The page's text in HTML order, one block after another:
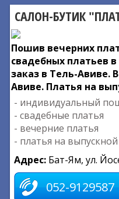
САЛОН-БУТИК
Пошив вечерних
свадебных платьев
заказ в Тель-Авиве.
Авиве. Платья на
- индивидуальный
- свадебные платья
- вечерние платья
- платья на выпускной
Адрес: Бат-Ям, ул.
052-9129587